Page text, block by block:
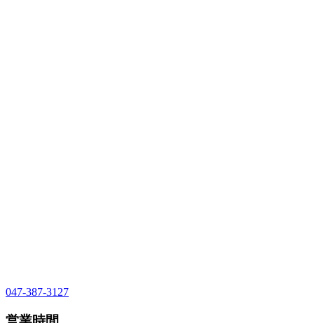
047-387-3127